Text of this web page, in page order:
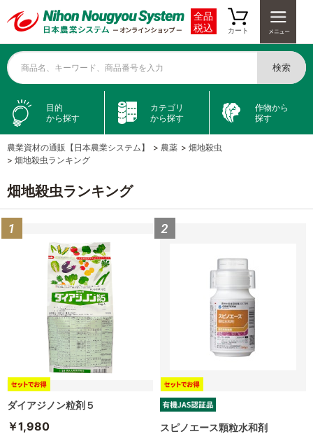
全品
税込
カート
商品名、キーワード、商品番号を入力 検索
目的
から探す
カテゴリ
から探す
作物から
探す
農業資材の通販【日本農業システム】 > 農薬 > 畑地殺虫
> 畑地殺虫ランキング
畑地殺虫ランキング
ダイアジノン粒剤５
￥1,980 スピノエース顆粒水和剤